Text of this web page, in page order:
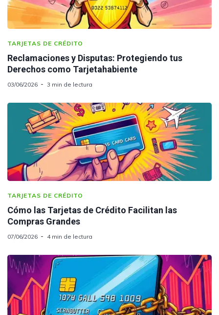
TARJETAS DE CRÉDITO
Reclamaciones y Disputas: Protegiendo tus
Derechos como Tarjetahabiente
03/06/2026 3 min de lectura
TARJETAS DE CRÉDITO
Cómo las Tarjetas de Crédito Facilitan las
Compras Grandes
07/06/2026 4 min de lectura